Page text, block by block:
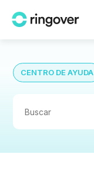
CENTRO DE AYUDA